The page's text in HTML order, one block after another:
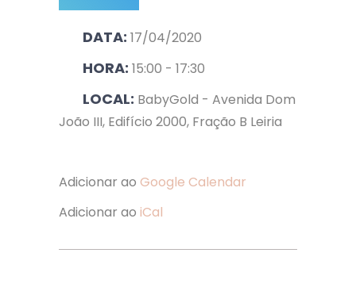
DATA: 17/04/2020
HORA: 15:00 - 17:30
LOCAL: BabyGold - Avenida Dom
João III, Edifício 2000, Fração B Leiria
Adicionar ao Google Calendar
Adicionar ao iCal